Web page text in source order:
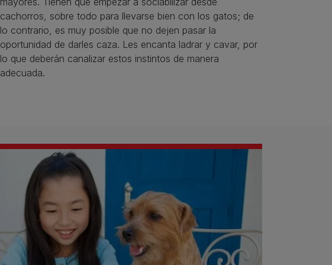
cachorros, sobre todo para llevarse bien con los gatos; de
lo contrario, es muy posible que no dejen pasar la
oportunidad de darles caza. Les encanta ladrar y cavar, por
lo que deberán canalizar estos instintos de manera
adecuada.